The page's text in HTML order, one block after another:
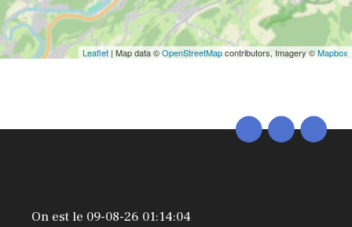
Leaflet | Map data ©OpenStreetMapcontributors, Imagery ©Mapbox
On est le 09-08-26 01:14:04